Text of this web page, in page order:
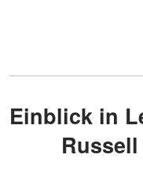
Einblick in Leben von Hawn und